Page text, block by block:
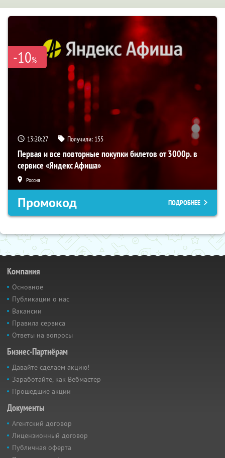
-10%
13:20:27 Получили: 155
Первая и все повторные покупки билетов от 3000р. в
сервисе «Яндекс Афиша»
Россия
Промокод ПОДРОБНЕЕ
Компания
Основное
Публикации о нас
Вакансии
Правила сервиса
Ответы на вопросы
Бизнес-Партнёрам
Давайте сделаем акцию!
Заработайте, как Вебмастер
Прошедшие акции
Документы
Агентский договор
Лицензионный договор
Публичная оферта